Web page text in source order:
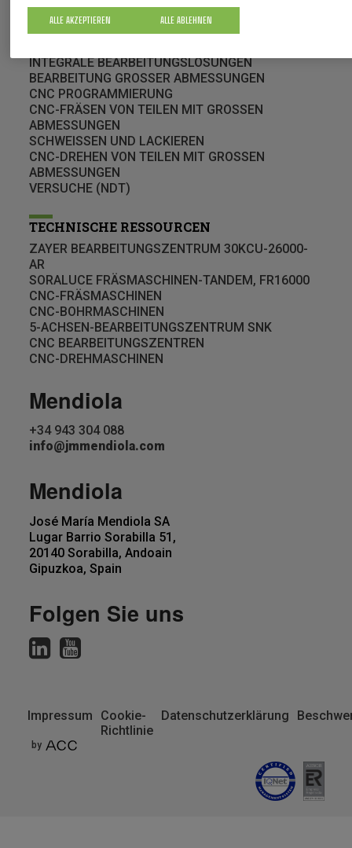
INTEGRALE BEARBEITUNGSLÖSUNGEN
BEARBEITUNG GROSSER ABMESSUNGEN
CNC PROGRAMMIERUNG
CNC-FRÄSEN VON TEILEN MIT GROSSEN
ABMESSUNGEN
SCHWEISSEN UND LACKIEREN
CNC-DREHEN VON TEILEN MIT GROSSEN
ABMESSUNGEN
VERSUCHE (NDT)
TECHNISCHE RESSOURCEN
ZAYER BEARBEITUNGSZENTRUM 30KCU-26000-
AR
SORALUCE FRÄSMASCHINEN-TANDEM, FR16000
CNC-FRÄSMASCHINEN
CNC-BOHRMASCHINEN
5-ACHSEN-BEARBEITUNGSZENTRUM SNK
CNC BEARBEITUNGSZENTREN
CNC-DREHMASCHINEN
Mendiola
+34 943 304 088
info@jmmendiola.com
Mendiola
José María Mendiola SA
Lugar Barrio Sorabilla 51,
20140 Sorabilla, Andoain
Gipuzkoa, Spain
Folgen Sie uns
Pie
de
Impressum
Cookie-
Richtlinie
Datenschutzerklärung
by
ALLE ABLEHNEN
ALLE AKZEPTIEREN